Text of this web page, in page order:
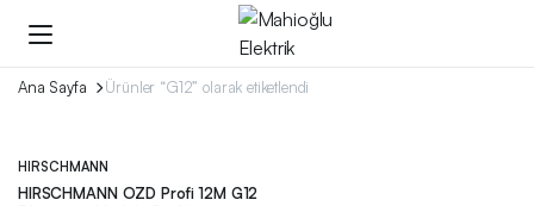
Ana Sayfa Ürünler “G12” olarak etiketlendi
HIRSCHMANN
HIRSCHMANN OZD Profi 12M G12